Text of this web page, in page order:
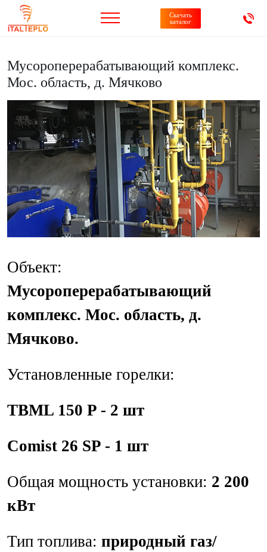
Скачать
каталог
Мусороперерабатывающий комплекс.
Мос. область, д. Мячково
Объект:
Мусороперерабатывающий
комплекс. Мос. область, д.
Мячково.
Установленные горелки:
TBML 150 P - 2 шт
Comist 26 SP - 1 шт
Общая мощность установки: 2 200
кВт
Тип топлива: природный газ/